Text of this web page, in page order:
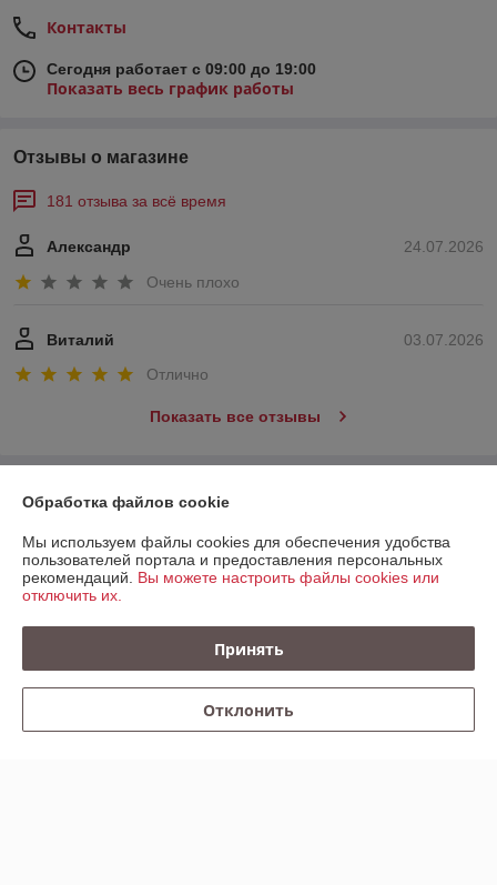
Контакты
Сегодня работает с 09:00 до 19:00
Показать весь график работы
Отзывы о магазине
181 отзыва за всё время
24.07.2026
Александр
Очень плохо
03.07.2026
Виталий
Отлично
Показать все отзывы
Контакты
Доставка и оплата
Обработка файлов cookie
Мы используем файлы cookies для обеспечения удобства
пользователей портала и предоставления персональных
рекомендаций. Вы можете настроить файлы cookies или
отключить их.
Принять
Отклонить